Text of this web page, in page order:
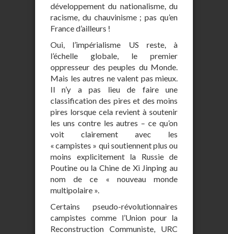
développement du nationalisme, du
racisme, du chauvinisme ; pas qu’en
France d’ailleurs !
Oui, l’impérialisme US reste, à
l’échelle globale, le premier
oppresseur des peuples du Monde.
Mais les autres ne valent pas mieux.
Il n’y a pas lieu de faire une
classification des pires et des moins
pires lorsque cela revient à soutenir
les uns contre les autres – ce qu’on
voit clairement avec les
« campistes » qui soutiennent plus ou
moins explicitement la Russie de
Poutine ou la Chine de Xi Jinping au
nom de ce « nouveau monde
multipolaire ».
Certains pseudo-révolutionnaires
campistes comme l’Union pour la
Reconstruction Communiste, URC